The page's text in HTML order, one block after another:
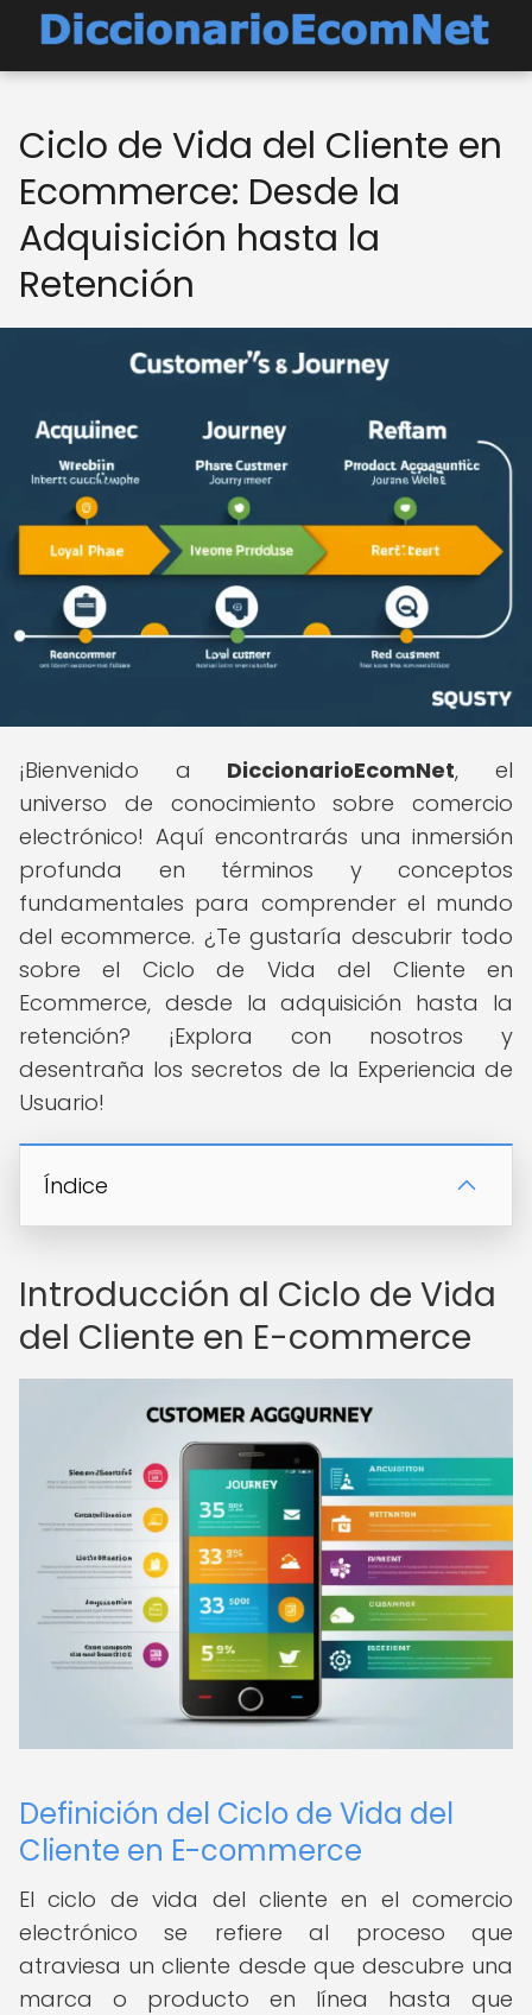
Ciclo de Vida del Cliente en
Ecommerce: Desde la
Adquisición hasta la
Retención
¡Bienvenido a DiccionarioEcomNet, el
universo de conocimiento sobre comercio
electrónico! Aquí encontrarás una inmersión
profunda en términos y conceptos
fundamentales para comprender el mundo
del ecommerce. ¿Te gustaría descubrir todo
sobre el Ciclo de Vida del Cliente en
Ecommerce, desde la adquisición hasta la
retención? ¡Explora con nosotros y
desentraña los secretos de la Experiencia de
Usuario!
Índice
Introducción al Ciclo de Vida
del Cliente en E-commerce
Definición del Ciclo de Vida del
Cliente en E-commerce
El ciclo de vida del cliente en el comercio
electrónico se refiere al proceso que
atraviesa un cliente desde que descubre una
marca o producto en línea hasta que